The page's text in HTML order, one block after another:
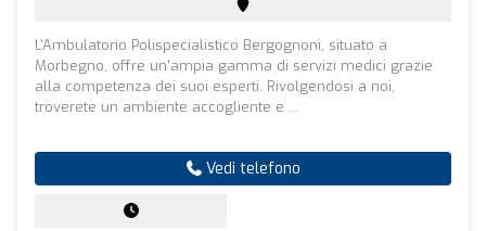
L'Ambulatorio Polispecialistico Bergognoni, situato a
Morbegno, offre un'ampia gamma di servizi medici grazie
alla competenza dei suoi esperti. Rivolgendosi a noi,
troverete un ambiente accogliente e ...
Vedi telefono